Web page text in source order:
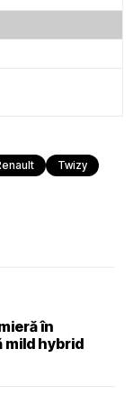
Twizy
în
mild hybrid